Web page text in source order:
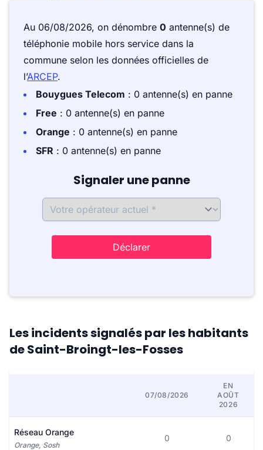
Au 06/08/2026, on dénombre 0 antenne(s) de
téléphonie mobile hors service dans la
commune selon les données officielles de
l’ARCEP.
Bouygues Telecom : 0 antenne(s) en panne
Free : 0 antenne(s) en panne
Orange : 0 antenne(s) en panne
SFR : 0 antenne(s) en panne
Signaler une panne
Déclarer
Les incidents signalés par les habitants
de Saint-Broingt-les-Fosses
07/08/2026
EN
AOÛT
2026
Réseau Orange
Orange, Sosh
0 0